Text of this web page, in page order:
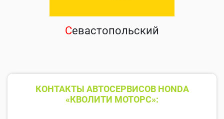
Севастопольский
КОНТАКТЫ АВТОСЕРВИСОВ HONDA
«КВОЛИТИ МОТОРС»: